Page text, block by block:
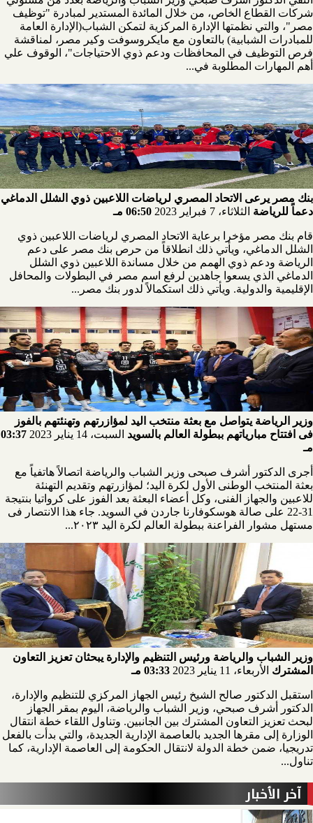
شركات القطاع الخاص، من خلال المائدة المستدير لمبادرة "توظيف
مصر"، والتي نظمتها الإدارة المركزية لتمكن الشباب(الإدارة العامة
للمبادرات الشبابية) بالتعاون مع مايكروسوفت وكير مصر، لمناقشة
فرص التوظيف في المحافظات ودعم ذوي الاحتياجات"، الوقوف علي
أهم المهارات المطلوبة في...
بنك مصر يرعى الاتحاد المصري لرياضات اللاعبين ذوي الشلل الدماغي
دعماً للرياضة الثلاثاء، 7 فبراير 2023 06:50 مـ
قام بنك مصر مؤخرا برعاية الاتحاد المصري لرياضات اللاعبين ذوي
الشلل الدماغي، ويأتي ذلك انطلاقاً من حرص بنك مصر على دعم
الرياضة ودعم ذوي الهمم من خلال مساندة اللاعبين ذوي الشلل
الدماغي الذي يسعوا جاهدين لرفع اسم مصر في البطولات والمحافل
الإقليمية والدولية. ويأتي ذلك استكمالاً لدور بنك مصر...
وزير الرياضة يتواصل مع بعثة منتخب اليد لمؤازرتهم وتهنئتهم بالفوز
فى افتتاح مبارياتهم ببطولة العالم بالسويد السبت، 14 يناير 2023
03:37
مـ
أجرى الدكتور أشرف صبحى وزير الشباب والرياضة اتصالاً هاتفياً مع
بعثة المنتخب الوطنى الأول لكرة اليد؛ لمؤازرتهم وتقديم التهنئة
للاعبين والجهاز الفنى، وكل أعضاء البعثة بعد الفوز على كرواتيا بنتيجة
31-22 على صالة هوسكوفارنا جاردن في السويد. جاء هذا الانتصار فى
مستهل مشوار الفراعنة ببطولة العالم لكرة اليد ٢٠٢٣...
وزير الشباب والرياضة ورئيس التنظيم والإدارة يبحثان تعزيز التعاون
المشترك الأربعاء، 11 يناير 2023 03:33 مـ
استقبل الدكتور صالح الشيخ رئيس الجهاز المركزي للتنظيم والإدارة،
الدكتور أشرف صبحي، وزير الشباب والرياضة، اليوم بمقر الجهاز
لبحث تعزيز التعاون المشترك بين الجانبين. وتناول اللقاء خطة انتقال
الوزارة إلى مقرها الجديد بالعاصمة الإدارية الجديدة، والتي بدأت بالفعل
تدريجيا، ضمن خطة الدولة لانتقال الحكومة إلى العاصمة الإدارية، كما
تناول...
آخر الأخبار